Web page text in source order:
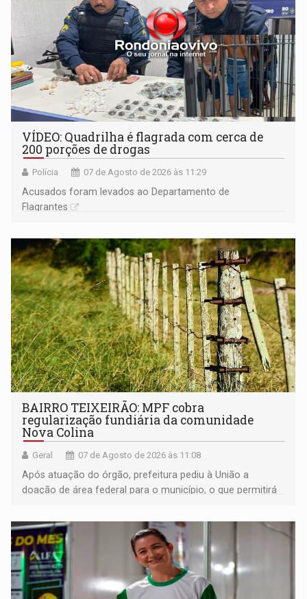
VÍDEO: Quadrilha é flagrada com cerca de
200 porções de drogas
Polícia 07 de Agosto de 2026 às 11:29
Acusados foram levados ao Departamento de
Flagrantes
BAIRRO TEIXEIRÃO: MPF cobra
regularização fundiária da comunidade
Nova Colina
Geral 07 de Agosto de 2026 às 11:08
Após atuação do órgão, prefeitura pediu à União a
doação de área federal para o município, o que permitirá